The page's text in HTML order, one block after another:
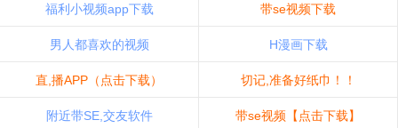
福利小视频app下载 带se视频下载
男人都喜欢的视频 H漫画下载
直,播APP（点击下载） 切记,准备好纸巾！！
附近带SE,交友软件 带se视频【点击下载】